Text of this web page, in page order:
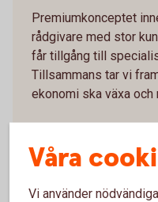
Premiumkonceptet
rådgivare med stor
får tillgång till
Tillsammans tar vi
ekonomi ska växa och
Våra
Vi använder